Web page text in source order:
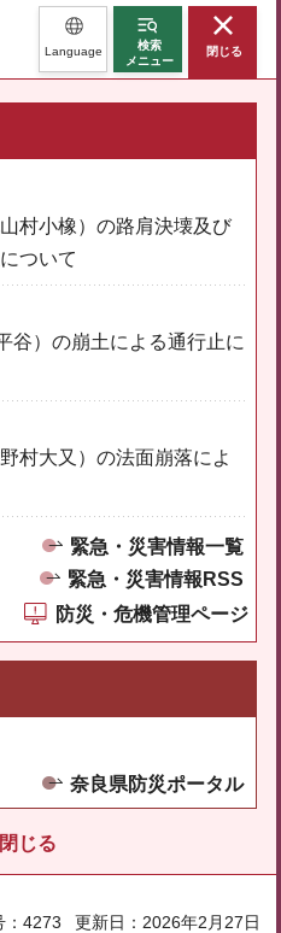
Language
検索
メニュー
閉じる
村小橡）の路肩決壊及び
ついて
谷）の崩土による通行止に
村大又）の法面崩落によ
緊急・災害情報一覧
緊急・災害情報RSS
防災・危機管理ページ
奈良県防災ポータル
閉じる
：4273 更新日：2026年2月27日